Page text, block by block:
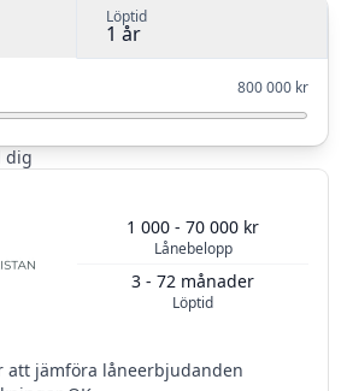
Löptid
1 år
800 000 kr
dig
Lånebelopp
1 000 - 70 000 kr
Löptid
3 - 72 månader
att jämföra låneerbjudanden